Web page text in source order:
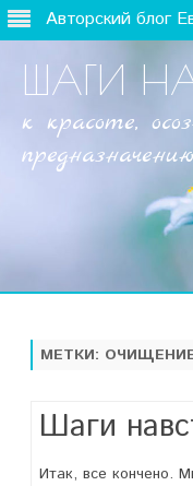
Авторский блог
ШАГИ
к красоте,
предназначению
МЕТКИ:
Шаги
Итак, все кончено.